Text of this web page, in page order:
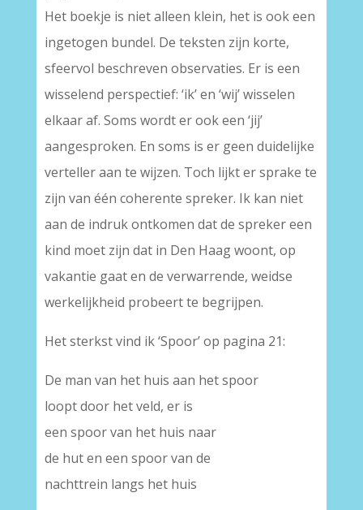
Het boekje is niet alleen klein, het is ook een
ingetogen bundel. De teksten zijn korte,
sfeervol beschreven observaties. Er is een
wisselend perspectief: ‘ik’ en ‘wij’ wisselen
elkaar af. Soms wordt er ook een ‘jij’
aangesproken. En soms is er geen duidelijke
verteller aan te wijzen. Toch lijkt er sprake te
zijn van één coherente spreker. Ik kan niet
aan de indruk ontkomen dat de spreker een
kind moet zijn dat in Den Haag woont, op
vakantie gaat en de verwarrende, weidse
werkelijkheid probeert te begrijpen.
Het sterkst vind ik ‘Spoor’ op pagina 21:
De man van het huis aan het spoor
loopt door het veld, er is
een spoor van het huis naar
de hut en een spoor van de
nachttrein langs het huis